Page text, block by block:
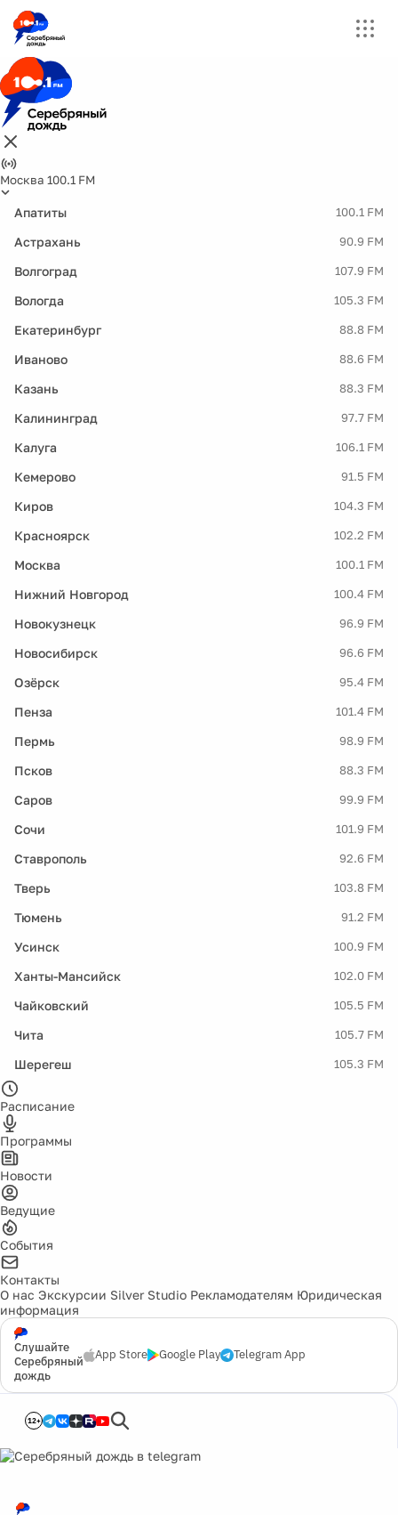
Москва 100.1 FM
Апатиты 100.1 FM
Астрахань 90.9 FM
Волгоград 107.9 FM
Вологда 105.3 FM
Екатеринбург 88.8 FM
Иваново 88.6 FM
Казань 88.3 FM
Калининград 97.7 FM
Калуга 106.1 FM
Кемерово 91.5 FM
Киров 104.3 FM
Красноярск 102.2 FM
Москва 100.1 FM
Нижний Новгород 100.4 FM
Новокузнецк 96.9 FM
Новосибирск 96.6 FM
Озёрск 95.4 FM
Пенза 101.4 FM
Пермь 98.9 FM
Псков 88.3 FM
Саров 99.9 FM
Сочи 101.9 FM
Ставрополь 92.6 FM
Тверь 103.8 FM
Тюмень 91.2 FM
Усинск 100.9 FM
Ханты-Мансийск 102.0 FM
Чайковский 105.5 FM
Чита 105.7 FM
Шерегеш 105.3 FM
Расписание
Программы
Новости
Ведущие
События
Контакты
О нас Экскурсии Silver Studio Рекламодателям Юридическая
информация
Слушайте
Серебряный
дождь
App Store Google Play Telegram App
12+